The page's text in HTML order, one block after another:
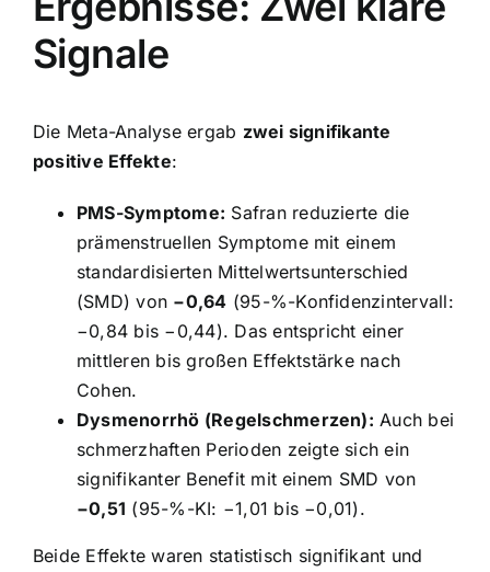
Signale
Die Meta-Analyse ergab zwei signifikante
positive Effekte:
PMS-Symptome: Safran reduzierte die
prämenstruellen Symptome mit einem
standardisierten Mittelwertsunterschied
(SMD) von −0,64 (95-%-Konfidenzintervall:
−0,84 bis −0,44). Das entspricht einer
mittleren bis großen Effektstärke nach
Cohen.
Dysmenorrhö (Regelschmerzen): Auch bei
schmerzhaften Perioden zeigte sich ein
signifikanter Benefit mit einem SMD von
−0,51 (95-%-KI: −1,01 bis −0,01).
Beide Effekte waren statistisch signifikant und